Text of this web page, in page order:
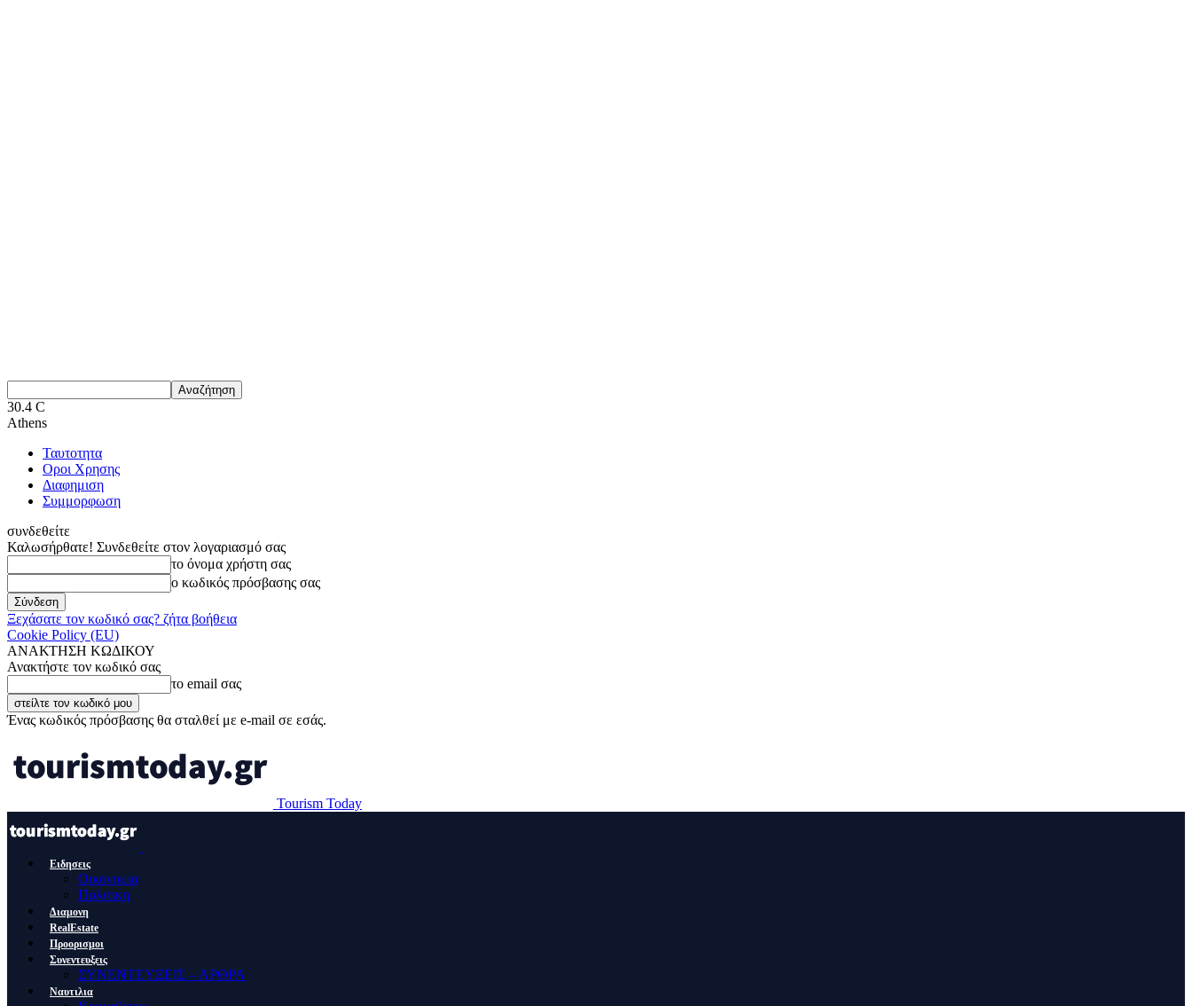
30.4 C
Athens
Ταυτοτητα
Οροι Χρησης
Διαφημιση
Συμμορφωση
συνδεθείτε
Καλωσήρθατε! Συνδεθείτε στον λογαριασμό σας
το όνομα χρήστη σας
ο κωδικός πρόσβασης σας
Ξεχάσατε τον κωδικό σας? ζήτα βοήθεια
Cookie Policy (EU)
ΑΝΑΚΤΗΣΗ ΚΩΔΙΚΟΥ
Ανακτήστε τον κωδικό σας
το email σας
Ένας κωδικός πρόσβασης θα σταλθεί με e-mail σε εσάς.
Tourism Today
Ειδησεις
Οικονομια
Πολιτικη
Διαμονη
RealEstate
Προορισμοι
Συνεντευξεις
ΣΥΝΕΝΤΕΥΞΕΙΣ – ΑΡΘΡΑ
Ναυτιλια